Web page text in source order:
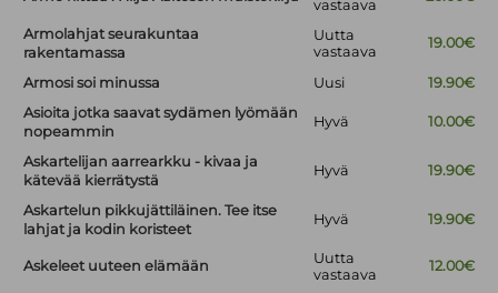
vastaava
Armolahjat seurakuntaa
rakentamassa
Uutta
vastaava
19.00€
Armosi soi minussa Uusi
19.90€
Asioita jotka saavat sydämen lyömään
nopeammin
Hyvä 10.00€
Askartelijan aarrearkku - kivaa ja
kätevää kierrätystä
Hyvä 19.90€
Askartelun pikkujättiläinen. Tee itse
lahjat ja kodin koristeet
Hyvä 19.90€
Askeleet uuteen elämään
Uutta
vastaava
12.00€